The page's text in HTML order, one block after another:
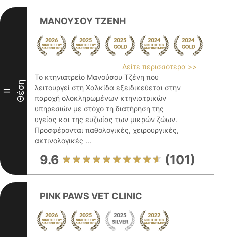
II Θέση
ΜΑΝΟΥΣΟΥ ΤΖΕΝΗ
Δείτε περισσότερα >>
Το κτηνιατρείο Μανούσου Τζένη που
λειτουργεί στη Χαλκίδα εξειδικεύεται στην
παροχή ολοκληρωμένων κτηνιατρικών
υπηρεσιών με στόχο τη διατήρηση της
υγείας και της ευζωίας των μικρών ζώων.
Προσφέρονται παθολογικές, χειρουργικές,
ακτινολογικές ...
9.6 (101)
PINK PAWS VET CLINIC